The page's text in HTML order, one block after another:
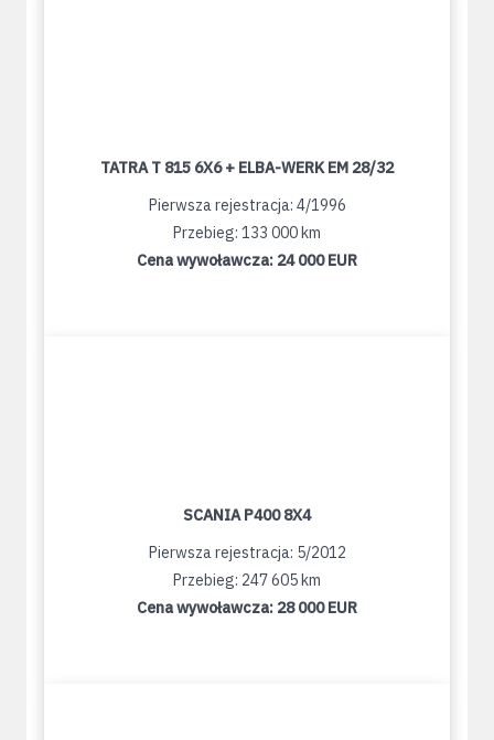
TATRA T 815 6X6 + ELBA-WERK EM 28/32
Pierwsza rejestracja: 4/1996
Przebieg: 133 000 km
Cena wywoławcza: 24 000 EUR
SCANIA P400 8X4
Pierwsza rejestracja: 5/2012
Przebieg: 247 605 km
Cena wywoławcza: 28 000 EUR